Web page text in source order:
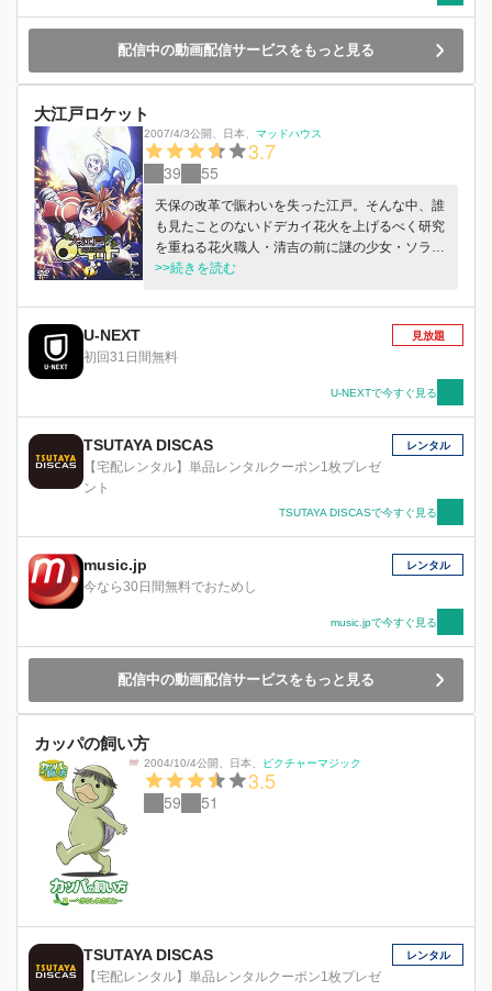
配信中の動画配信サービスをもっと見る
大江戸ロケット
2007/4/3公開 日本 マッドハウス
3.7
39 55
天保の改革で賑わいを失った江戸。そんな中、誰
も見たことのないドデカイ花火を上げるべく研究
を重ねる花火職人・清吉の前に謎の少女・ソラが
現れ、「月まで届く花火を作ってほしい」と頼ん
意する！
>>続きを読む
U-NEXT
初回31日間無料
見放題
U-NEXTで今すぐ見る
TSUTAYA DISCAS
【宅配レンタル】単品レンタルクーポン1枚プレゼ
ント
レンタル
TSUTAYA DISCASで今すぐ見る
music.jp
今なら30日間無料でおためし
レンタル
music.jpで今すぐ見る
配信中の動画配信サービスをもっと見る
カッパの飼い方
2004/10/4公開 日本 ピクチャーマジック
3.5
59 51
TSUTAYA DISCAS
【宅配レンタル】単品レンタルクーポン1枚プレゼ
レンタル